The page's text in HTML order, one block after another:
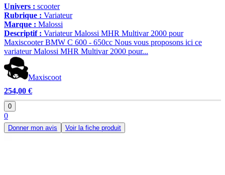
Univers : scooter
Rubrique : Variateur
Marque : Malossi
Descriptif : Variateur Malossi MHR Multivar 2000 pour
Maxiscooter BMW C 600 - 650cc Nous vous proposons ici ce
variateur Malossi MHR Multivar 2000 pour...
Maxiscoot
254,00 €
0
0
Donner mon avis Voir la fiche produit